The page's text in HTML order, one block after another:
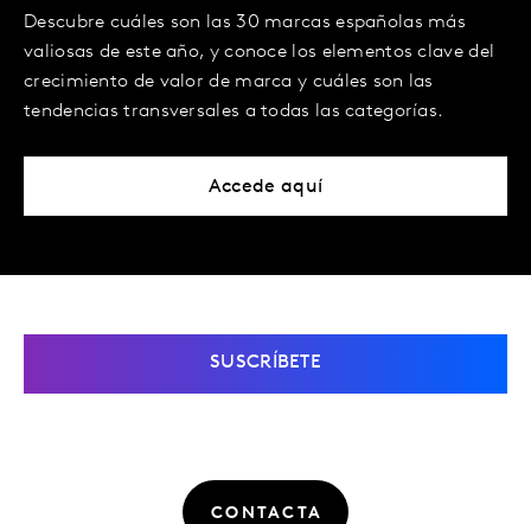
Descubre cuáles son las 30 marcas españolas más
valiosas de este año, y conoce los elementos clave del
crecimiento de valor de marca y cuáles son las
tendencias transversales a todas las categorías.
Accede aquí
SUSCRÍBETE
CONTACTA